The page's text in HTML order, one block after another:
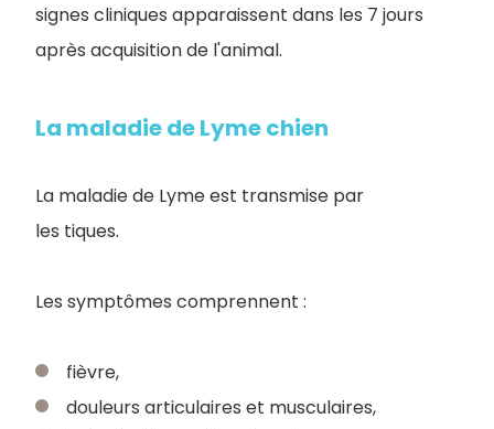
signes cliniques apparaissent dans les 7 jours
après acquisition de l'animal.
La maladie de Lyme chien
La maladie de Lyme est transmise par
les tiques.
Les symptômes comprennent :
fièvre,
douleurs articulaires et musculaires,